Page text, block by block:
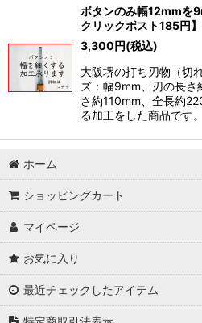
ボタンのみ幅12mmを
クリックポスト185円】
3,300円(税込)
大阪堺の打ち刃物（切
ズ：幅9mm、刃の長
さ約110mm、全長約
る加工をした商品で
ホーム
ショッピングカート
マイページ
お気に入り
最近チェックしたアイテム